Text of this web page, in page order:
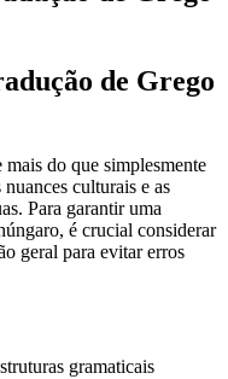
de Grego
do que simplesmente
culturais e as
Para garantir uma
é crucial considerar
geral para evitar erros
gramaticais